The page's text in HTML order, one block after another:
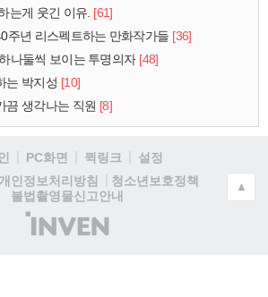
는게 웃긴 이유. [61]
주년 리스펙트하는 만화작가들 [36]
나둘씩 보이는 투명의자 [48]
는 박지성 [10]
끔 생각나는 직원 [8]
PC화면 퀵링크
설정
개인정보처리방침
청소년보호정책
불법촬영물신고안내
(주)
인
▲